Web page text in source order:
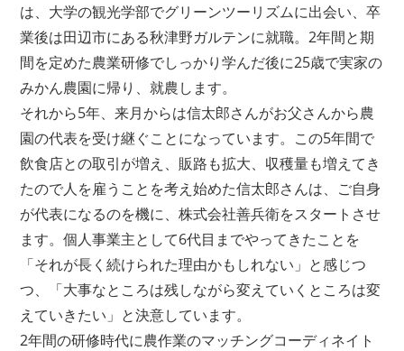
は、大学の観光学部でグリーンツーリズムに出会い、卒
業後は田辺市にある秋津野ガルテンに就職。2年間と期
間を定めた農業研修でしっかり学んだ後に25歳で実家の
みかん農園に帰り、就農します。
それから5年、来月からは信太郎さんがお父さんから農
園の代表を受け継ぐことになっています。この5年間で
飲食店との取引が増え、販路も拡大、収穫量も増えてき
たので人を雇うことを考え始めた信太郎さんは、ご自身
が代表になるのを機に、株式会社善兵衛をスタートさせ
ます。個人事業主として6代目までやってきたことを
「それが長く続けられた理由かもしれない」と感じつ
つ、「大事なところは残しながら変えていくところは変
えていきたい」と決意しています。
2年間の研修時代に農作業のマッチングコーディネイト